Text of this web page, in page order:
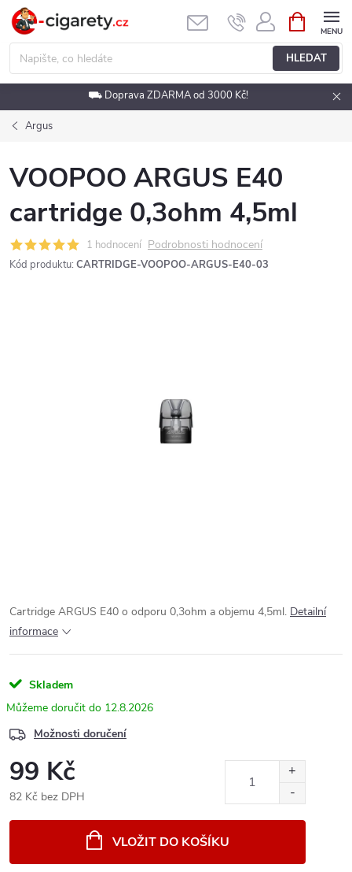
Přejít
obsah
HLEDAT
NÁKUPNÍ
KOŠÍK
⛟ Doprava ZDARMA od 3000 Kč!
Argus
VOOPOO ARGUS E40
cartridge 0,3ohm 4,5ml
1 hodnocení Podrobnosti hodnocení
Kód produktu: CARTRIDGE-VOOPOO-ARGUS-E40-03
Cartridge ARGUS E40 o odporu 0,3ohm a objemu 4,5ml. Detailní
informace
Skladem
12.8.2026
Možnosti doručení
99 Kč
82 Kč bez DPH
VLOŽIT DO KOŠÍKU